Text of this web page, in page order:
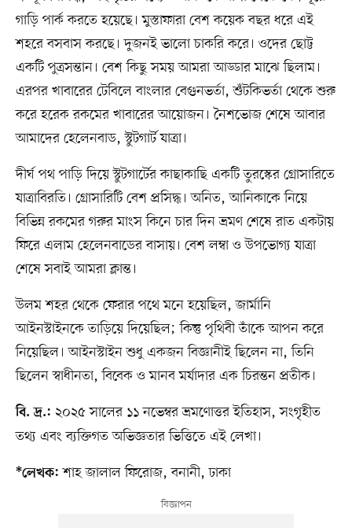
গাড়ি পার্ক করতে হয়েছে। মুস্তাফারা বেশ কয়েক বছর ধরে এই
শহরে বসবাস করছে। দুজনই ভালো চাকরি করে। ওদের ছোট্ট
একটি পুত্রসন্তান। বেশ কিছু সময় আমরা আড্ডার মাঝে ছিলাম।
এরপর খাবারের টেবিলে বাংলার বেগুনভর্তা, শুঁটকিভর্তা থেকে শুরু
করে হরেক রকমের খাবারের আয়োজন। নৈশভোজ শেষে আবার
আমাদের হেলেনবাড, স্টুটগার্ট যাত্রা।
দীর্ঘ পথ পাড়ি দিয়ে স্টুটগার্টের কাছাকাছি একটি তুরস্কের গ্রোসারিতে
যাত্রাবিরতি। গ্রোসারিটি বেশ প্রসিদ্ধ। অনিত, আনিকাকে নিয়ে
বিভিন্ন রকমের গরুর মাংস কিনে চার দিন ভ্রমণ শেষে রাত একটায়
ফিরে এলাম হেলেনবাডের বাসায়। বেশ লম্বা ও উপভোগ্য যাত্রা
শেষে সবাই আমরা ক্লান্ত।
উলম শহর থেকে ফেরার পথে মনে হয়েছিল, জার্মানি
আইনস্টাইনকে তাড়িয়ে দিয়েছিল; কিন্তু পৃথিবী তাঁকে আপন করে
নিয়েছিল। আইনস্টাইন শুধু একজন বিজ্ঞানীই ছিলেন না, তিনি
ছিলেন স্বাধীনতা, বিবেক ও মানব মর্যাদার এক চিরন্তন প্রতীক।
বি. দ্র.: ২০২৫ সালের ১১ নভেম্বর ভ্রমণোত্তর ইতিহাস, সংগৃহীত
তথ্য এবং ব্যক্তিগত অভিজ্ঞতার ভিত্তিতে এই লেখা।
*লেখক: শাহ জালাল ফিরোজ, বনানী, ঢাকা